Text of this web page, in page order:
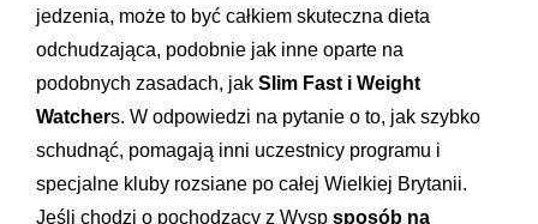
jedzenia, może to być całkiem skuteczna dieta
odchudzająca, podobnie jak inne oparte na
podobnych zasadach, jak Slim Fast i Weight
Watchers. W odpowiedzi na pytanie o to, jak szybko
schudnąć, pomagają inni uczestnicy programu i
specjalne kluby rozsiane po całej Wielkiej Brytanii.
Jeśli chodzi o pochodzący z Wysp sposób na